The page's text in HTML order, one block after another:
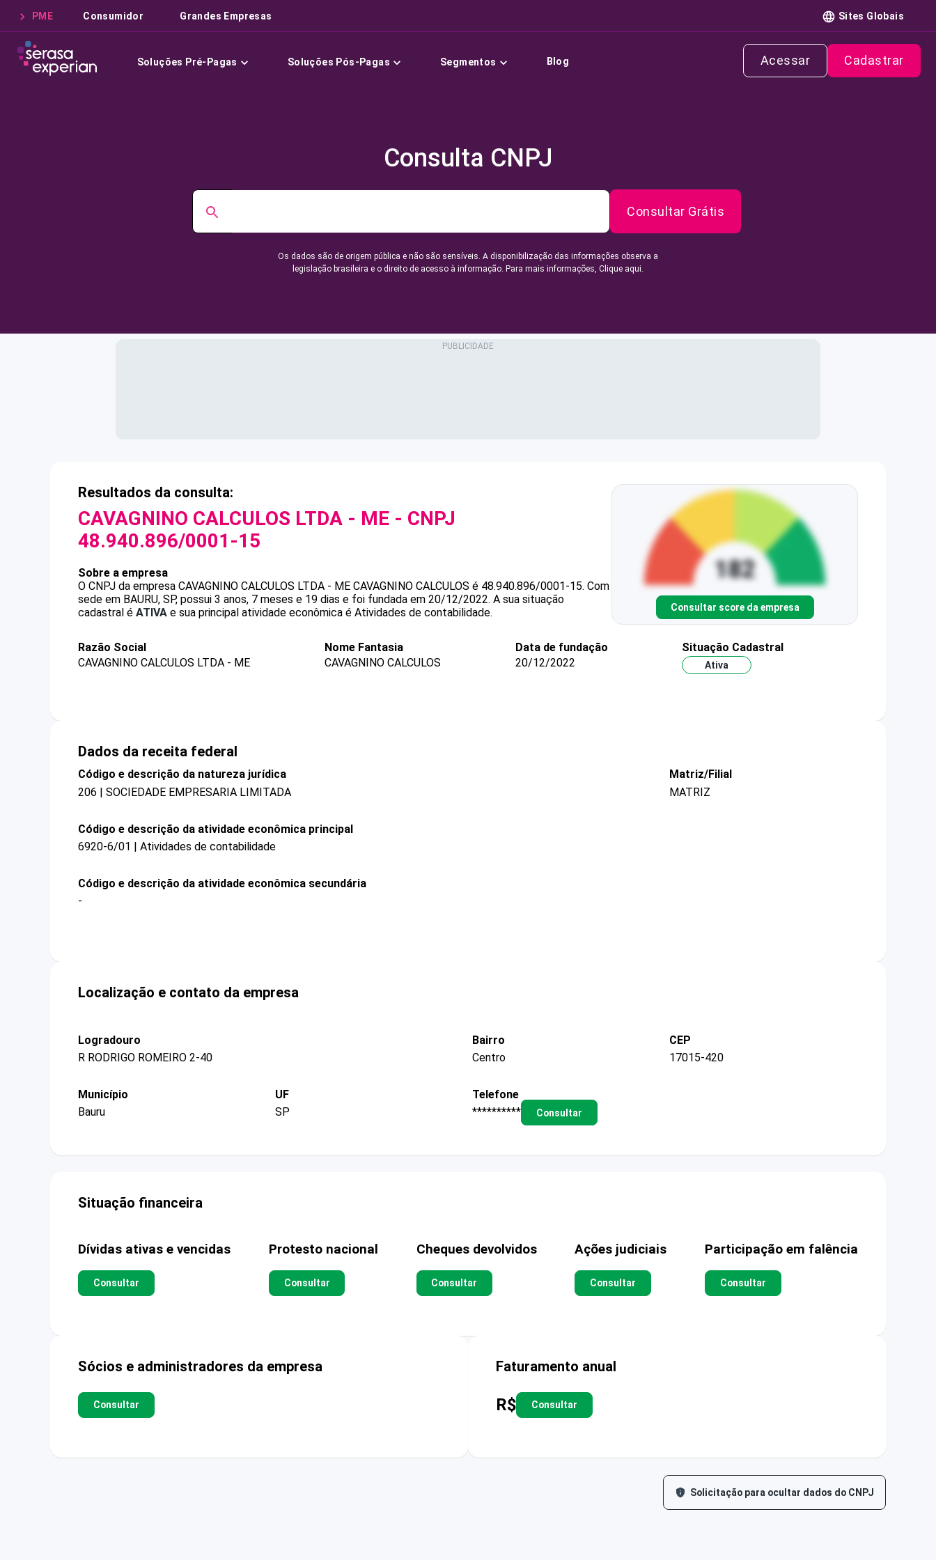
PME Consumidor Grandes Empresas Sites Globais
Soluções Pré-Pagas Soluções Pós-Pagas Segmentos Blog Acessar Cadastrar
Consulta CNPJ
Consultar Grátis
Os dados são de origem pública e não são sensíveis. A disponibilização das informações observa a
legislação brasileira e o direito de acesso à informação. Para mais informações, Clique aqui.
Resultados da consulta:
CAVAGNINO CALCULOS LTDA - ME - CNPJ
48.940.896/0001-15
Sobre a empresa
O CNPJ da empresa CAVAGNINO CALCULOS LTDA - ME CAVAGNINO CALCULOS é 48.940.896/0001-15. Com
sede em BAURU, SP, possui 3 anos, 7 meses e 19 dias e foi fundada em 20/12/2022. A sua situação
cadastral é ATIVA e sua principal atividade econômica é Atividades de contabilidade. Consultar score da empresa
Razão Social
CAVAGNINO CALCULOS LTDA - ME
Nome Fantasia
CAVAGNINO CALCULOS
Data de fundação
20/12/2022
Situação Cadastral
Ativa
Dados da receita federal
Código e descrição da natureza jurídica
206 | SOCIEDADE EMPRESARIA LIMITADA
Matriz/Filial
MATRIZ
Código e descrição da atividade econômica principal
6920-6/01 | Atividades de contabilidade
Código e descrição da atividade econômica secundária
-
Localização e contato da empresa
Logradouro
R RODRIGO ROMEIRO 2-40
Bairro
Centro
CEP
17015-420
Município
Bauru
UF
SP
Telefone
**********
Consultar
Situação financeira
Dívidas ativas e vencidas
Consultar
Protesto nacional
Consultar
Cheques devolvidos
Consultar
Ações judiciais
Consultar
Participação em falência
Consultar
Sócios e administradores da empresa
Consultar
Faturamento anual
R$ Consultar
Solicitação para ocultar dados do CNPJ